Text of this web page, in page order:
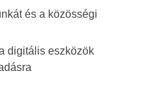
és a közösségi
digitális eszközök